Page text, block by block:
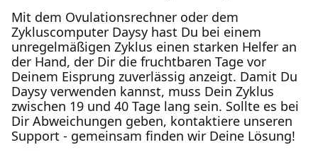
Mit dem Ovulationsrechner oder dem
Zykluscomputer Daysy hast Du bei einem
unregelmäßigen Zyklus einen starken Helfer an
der Hand, der Dir die fruchtbaren Tage vor
Deinem Eisprung zuverlässig anzeigt. Damit Du
Daysy verwenden kannst, muss Dein Zyklus
zwischen 19 und 40 Tage lang sein. Sollte es bei
Dir Abweichungen geben, kontaktiere unseren
Support - gemeinsam finden wir Deine Lösung!